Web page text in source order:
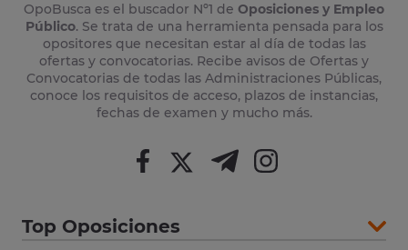
OpoBusca es el buscador Nº1 de Oposiciones y Empleo
Público. Se trata de una herramienta pensada para los
opositores que necesitan estar al día de todas las
ofertas y convocatorias. Recibe avisos de Ofertas y
Convocatorias de todas las Administraciones Públicas,
conoce los requisitos de acceso, plazos de instancias,
fechas de examen y mucho más.
Top Oposiciones